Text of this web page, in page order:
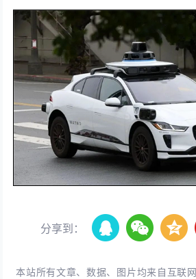
分享到：
本站所有文章、数据、图片均来自互联